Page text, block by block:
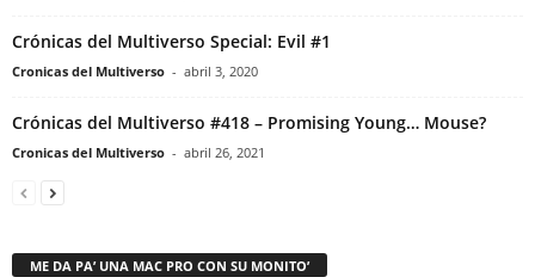
Crónicas del Multiverso Special: Evil #1
Cronicas del Multiverso - abril 3, 2020
Crónicas del Multiverso #418 – Promising Young… Mouse?
Cronicas del Multiverso - abril 26, 2021
ME DA PA’ UNA MAC PRO CON SU MONITO’